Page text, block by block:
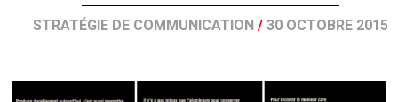
STRATÉGIE DE COMMUNICATION/ 30 OCTOBRE 2015